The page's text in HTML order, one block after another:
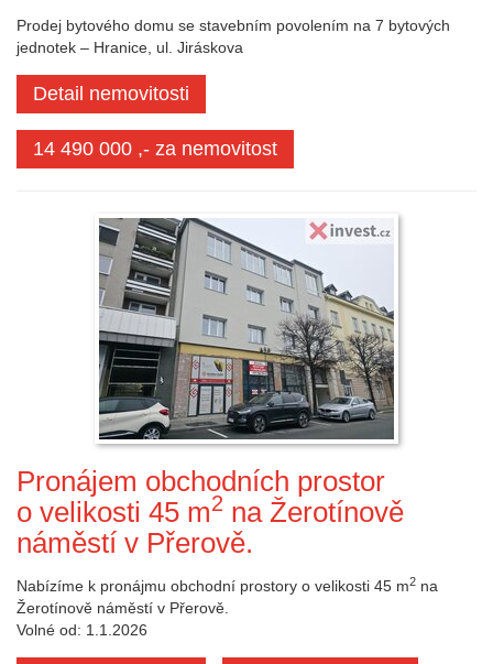
Prodej bytového domu se stavebním povolením na 7 bytových
jednotek – Hranice, ul. Jiráskova
Detail nemovitosti
14 490 000 ,- za nemovitost
Pronájem obchodních prostor
o velikosti 45 m2 na Žerotínově
náměstí v Přerově.
Nabízíme k pronájmu obchodní prostory o velikosti 45 m2 na
Žerotínově náměstí v Přerově.
Volné od: 1.1.2026